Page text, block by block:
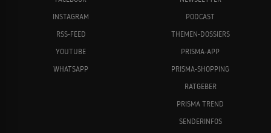
INSTAGRAM
RSS-FEED
YOUTUBE
WHATSAPP
PODCAST
THEMEN-DOSSIERS
PRISMA-APP
PRISMA-SHOPPING
RATGEBER
PRISMA TREND
SENDERINFOS